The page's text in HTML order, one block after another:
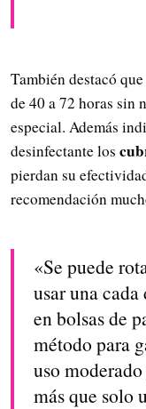
También destacó
de 40 a 72 horas sin
especial. Además
desinfectante los
pierdan su
recomendación
«Se puede
usar una
en bolsas de
método para
uso
más que solo